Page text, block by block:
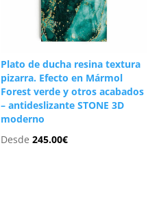
Plato de ducha resina textura
pizarra. Efecto en Mármol
Forest verde y otros acabados
– antideslizante STONE 3D
moderno
Desde 245.00€